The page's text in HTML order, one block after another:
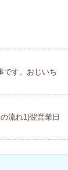
です。おじいち
流れ1)翌営業日